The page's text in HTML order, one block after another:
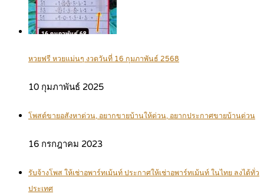
หวยฟรี หวยแม่นๆ งวดวันที่ 16 กุมภาพันธ์ 2568
10 กุมภาพันธ์ 2025
โพสต์ขายอสังหาด่วน, อยากขายบ้านให้ด่วน, อยากประกาศขายบ้านด่วน
16 กรกฎาคม 2023
รับจ้างโพส ให้เช่าอพาร์ทเม้นท์ ประกาศให้เช่าอพาร์ทเม้นท์ ในไทย ลงได้ทั่ว
ประเทศ